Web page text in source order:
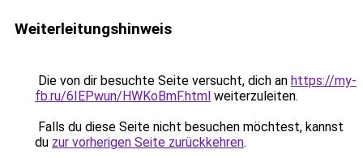
Weiterleitungshinweis
Die von dir besuchte Seite versucht, dich an https://my-
fb.ru/6IEPwun/HWKoBmF.html weiterzuleiten.
Falls du diese Seite nicht besuchen möchtest, kannst
du zur vorherigen Seite zurückkehren.